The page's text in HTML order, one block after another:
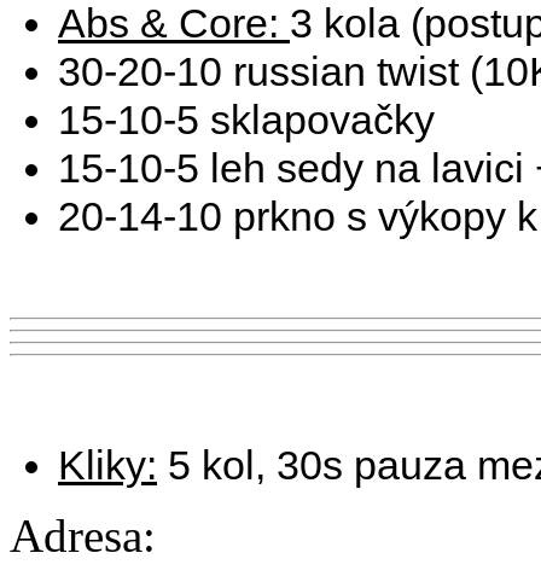
Abs & Core: 3 kola
30-20-10 russian twist
15-10-5 sklapovačky
15-10-5 leh sedy na
20-14-10 prkno s výkopy
Kliky: 5 kol, 30s pauza
Adresa: